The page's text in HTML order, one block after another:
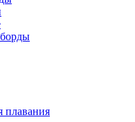
плавания